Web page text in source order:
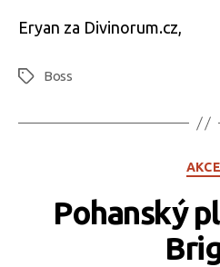
Eryan za Divinorum.cz,
ŠtítkyBoss
AKCE
Pohanský